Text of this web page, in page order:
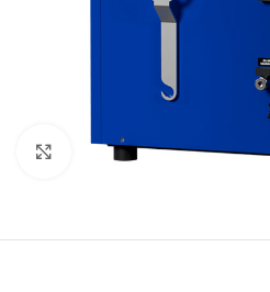
Нажмите, чтобы увеличить